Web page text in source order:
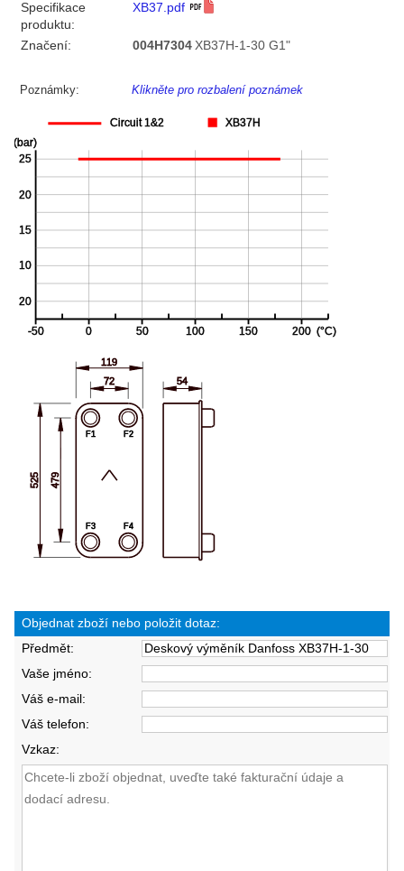
Specifikace
produktu:
XB37.pdf
Značení: 004H7304 XB37H-1-30 G1"
Poznámky: Klikněte pro rozbalení poznámek
Objednat zboží nebo položit dotaz:
Předmět:
Vaše jméno:
Váš e-mail:
Váš telefon:
Vzkaz: